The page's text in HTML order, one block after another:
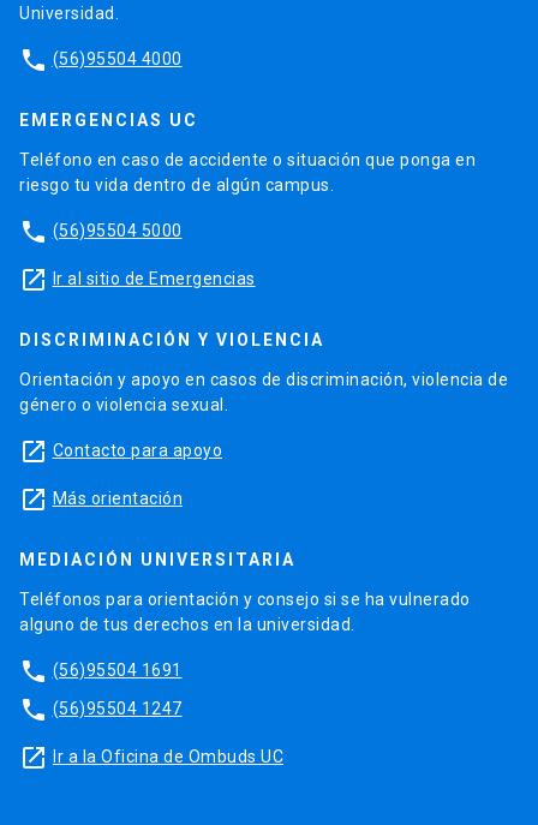
Universidad.
phone (56)95504 4000
EMERGENCIAS UC
Teléfono en caso de accidente o situación que ponga en
riesgo tu vida dentro de algún campus.
phone (56)95504 5000
launch Ir al sitio de Emergencias
DISCRIMINACIÓN Y VIOLENCIA
Orientación y apoyo en casos de discriminación, violencia de
género o violencia sexual.
launch Contacto para apoyo
launch Más orientación
MEDIACIÓN UNIVERSITARIA
Teléfonos para orientación y consejo si se ha vulnerado
alguno de tus derechos en la universidad.
phone (56)95504 1691
phone (56)95504 1247
launch Ir a la Oficina de Ombuds UC